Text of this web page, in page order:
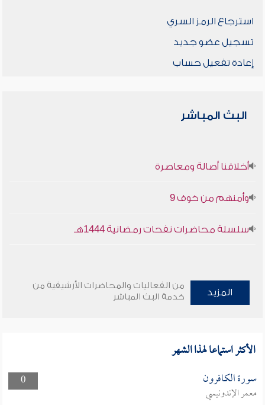
استرجاع الرمز السري
تسجيل عضو جديد
إعادة تفعيل حساب
البث المباشر
أخلاقنا أصالة ومعاصرة
وأمنهم من خوف 9
سلسلة محاضرات نفحات رمضانية 1444هـ
المزيد
من الفعاليات والمحاضرات الأرشيفية من
خدمة البث المباشر
الأكثر استماعا لهذا الشهر
0 سورة الكافرون
معمر الإندونيسي